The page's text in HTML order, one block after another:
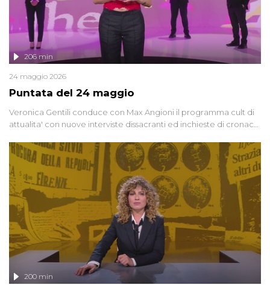
Puntata del 24 maggio
206 min
24 maggio 2026
Veronica Gentili conduce con Max Angioni il programma cult di
attualita' con nuove interviste dissacranti ed inchieste di cronaca
200 min